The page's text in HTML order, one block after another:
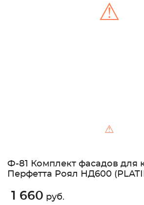
⚠
⚠
Ф-81 Комплект фасадов для
Перфетта Роял НД600
1 660 руб.